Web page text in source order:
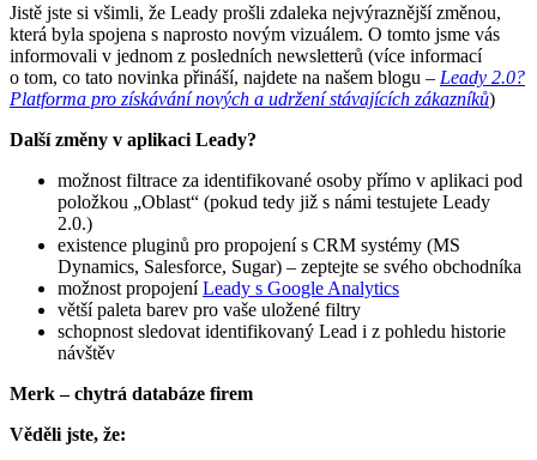
Jistě jste si všimli, že Leady prošli zdaleka nejvýraznější změnou,
která byla spojena s naprosto novým vizuálem. O tomto jsme vás
informovali v jednom z posledních newsletterů (více informací
o tom, co tato novinka přináší, najdete na našem blogu – Leady 2.0?
Platforma pro získávání nových a udržení stávajících zákazníků)
Další změny v aplikaci Leady?
možnost filtrace za identifikované osoby přímo v aplikaci pod
položkou „Oblast“ (pokud tedy již s námi testujete Leady
2.0.)
existence pluginů pro propojení s CRM systémy (MS
Dynamics, Salesforce, Sugar) – zeptejte se svého obchodníka
možnost propojeníLeady s Google Analytics
větší paleta barev pro vaše uložené filtry
schopnost sledovat identifikovaný Lead i z pohledu historie
návštěv
Merk – chytrá databáze firem
Věděli jste, že: